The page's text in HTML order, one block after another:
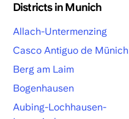
Districts in Munich
Allach-Untermenzing
Casco Antiguo de Münich
Berg am Laim
Bogenhausen
Aubing-Lochhausen-